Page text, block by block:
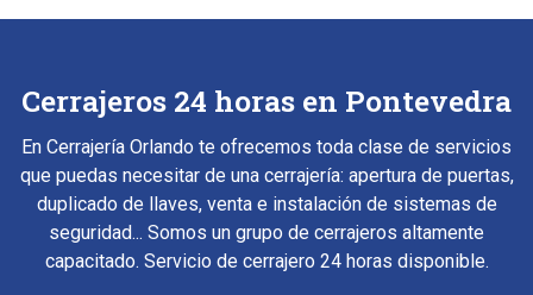
Cerrajeros 24 horas en Pontevedra
En Cerrajería Orlando te ofrecemos toda clase de servicios
que puedas necesitar de una cerrajería: apertura de puertas,
duplicado de llaves, venta e instalación de sistemas de
seguridad... Somos un grupo de cerrajeros altamente
capacitado. Servicio de cerrajero 24 horas disponible.